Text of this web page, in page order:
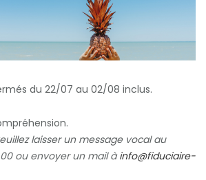
du 22/07 au 02/08 inclus.
laisser un message vocal au
ou envoyer un mail àinfo@fiduciaire-